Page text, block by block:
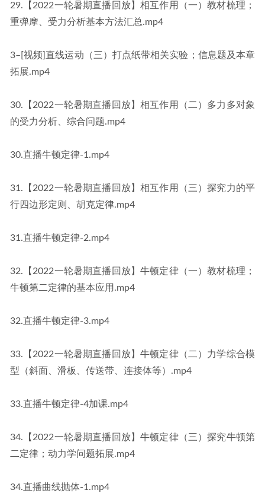
29.【2022一轮暑期直播回放】相互作用（一）教材梳理；
重弹摩、受力分析基本方法汇总.mp4
3–[视频]直线运动（三）打点纸带相关实验；信息题及本章
拓展.mp4
30.【2022一轮暑期直播回放】相互作用（二）多力多对象
的受力分析、综合问题.mp4
30.直播牛顿定律-1.mp4
31.【2022一轮暑期直播回放】相互作用（三）探究力的平
行四边形定则、胡克定律.mp4
31.直播牛顿定律-2.mp4
32.【2022一轮暑期直播回放】牛顿定律（一）教材梳理；
牛顿第二定律的基本应用.mp4
32.直播牛顿定律-3.mp4
33.【2022一轮暑期直播回放】牛顿定律（二）力学综合模
型（斜面、滑板、传送带、连接体等）.mp4
33.直播牛顿定律-4加课.mp4
34.【2022一轮暑期直播回放】牛顿定律（三）探究牛顿第
二定律；动力学问题拓展.mp4
34.直播曲线抛体-1.mp4